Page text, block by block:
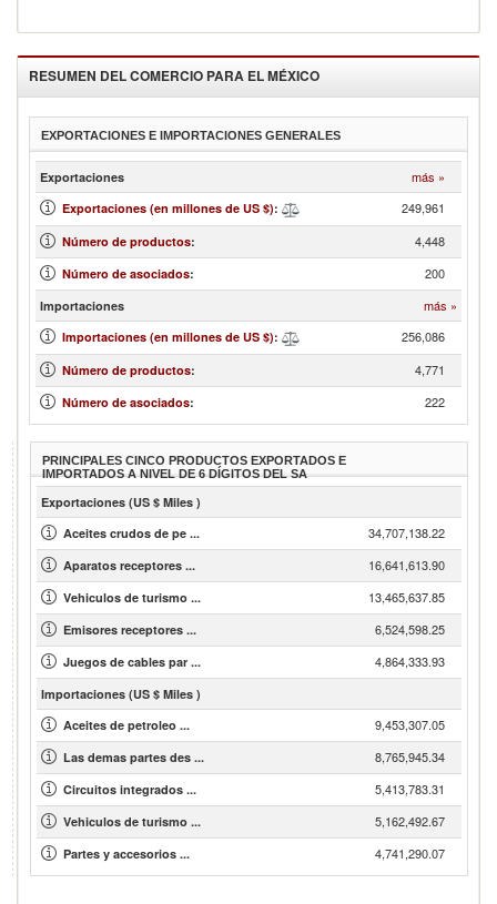
RESUMEN DEL COMERCIO PARA ELMÉXICO
EXPORTACIONES E IMPORTACIONES GENERALES
Exportaciones más »
Exportaciones (en millones de US $): 249,961
Número de productos: 4,448
Número de asociados: 200
Importaciones más »
Importaciones (en millones de US $): 256,086
Número de productos: 4,771
Número de asociados: 222
PRINCIPALES CINCO PRODUCTOS EXPORTADOS E
IMPORTADOS A NIVEL DE 6 DÍGITOS DEL SA
Exportaciones (US $ Miles )
Aceites crudos de pe ...
34,707,138.22
Aparatos receptores ... 16,641,613.90
Vehiculos de turismo ... 13,465,637.85
Emisores receptores ... 6,524,598.25
Juegos de cables par ... 4,864,333.93
Importaciones (US $ Miles )
Aceites de petroleo ...
9,453,307.05
Las demas partes des ... 8,765,945.34
Circuitos integrados ... 5,413,783.31
Vehiculos de turismo ... 5,162,492.67
Partes y accesorios ... 4,741,290.07